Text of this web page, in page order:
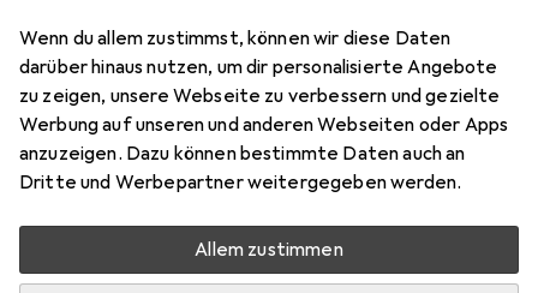
Wenn du allem zustimmst, können wir diese Daten
darüber hinaus nutzen, um dir personalisierte Angebote
zu zeigen, unsere Webseite zu verbessern und gezielte
Werbung auf unseren und anderen Webseiten oder Apps
anzuzeigen. Dazu können bestimmte Daten auch an
Dritte und Werbepartner weitergegeben werden.
Allem zustimmen